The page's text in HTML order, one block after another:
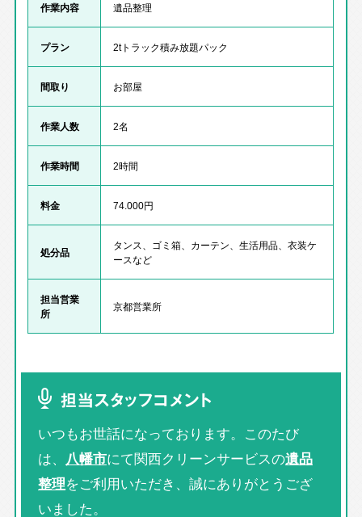
作業内容 遺品整理
プラン 2tトラック積み放題パック
間取り お部屋
作業人数 2名
作業時間 2時間
料金 74.000円
処分品
タンス、ゴミ箱、カーテン、生活用品、衣装ケ
ースなど
担当営業
所
京都営業所
担当スタッフコメント
いつもお世話になっております。このたび
は、 八幡市にて関西クリーンサービスの遺品
整理をご利用いただき、誠にありがとうござ
いました。